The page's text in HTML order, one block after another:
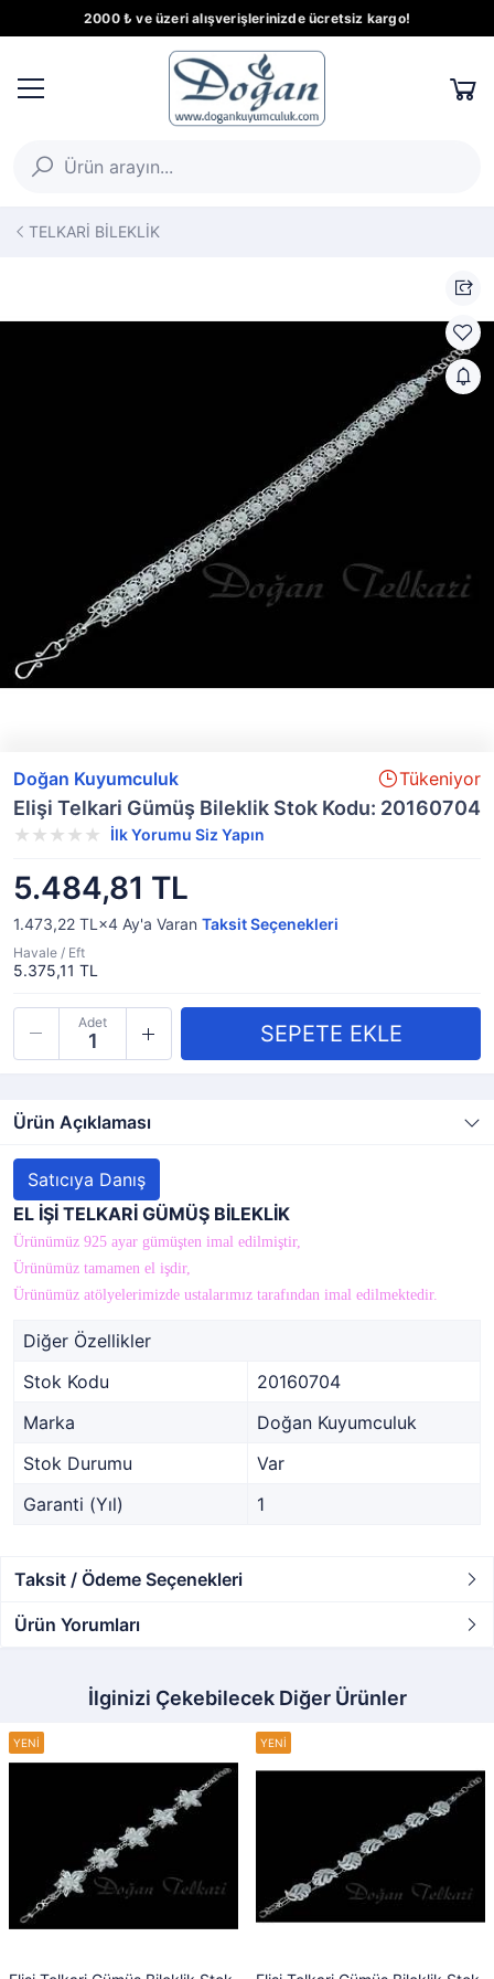
2000 ₺ ve üzeri alışverişlerinizde ücretsiz kargo!
TELKARİ BİLEKLİK
Doğan Kuyumculuk Tükeniyor
Elişi Telkari Gümüş Bileklik Stok Kodu: 20160704
İlk Yorumu Siz Yapın
5.484,81 TL
1.473,22 TL×4 Ay'a Varan Taksit Seçenekleri
Havale / Eft
5.375,11 TL
Adet
Ürün Açıklaması
Satıcıya Danış
EL İŞİ TELKARİ GÜMÜŞ BİLEKLİK
Ürünümüz 925 ayar gümüşten imal edilmiştir,
Ürünümüz tamamen el işdir,
Ürünümüz atölyelerimizde ustalarımız tarafından imal edilmektedir.
Diğer Özellikler
Stok Kodu
20160704
Marka
Doğan Kuyumculuk
Stok Durumu
Var
Garanti (Yıl)
1
Taksit / Ödeme Seçenekleri
Ürün Yorumları
İlginizi Çekebilecek Diğer Ürünler